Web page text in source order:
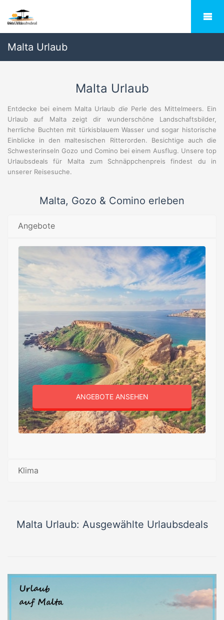
Malta Urlaub
Malta Urlaub
Entdecke bei einem Malta Urlaub die Perle des Mittelmeers. Ein
Urlaub auf Malta zeigt dir wunderschöne Landschaftsbilder,
herrliche Buchten mit türkisblauem Wasser und sogar historische
Einblicke in den maltesischen Ritterorden. Besichtige auch die
Schwesterinseln Gozo und Comino bei einem Ausflug. Unsere top
Urlaubsdeals für Malta zum Schnäppchenpreis findest du in
unserer Reisesuche.
Malta, Gozo & Comino erleben
Angebote
ANGEBOTE ANSEHEN
Klima
Malta Urlaub: Ausgewählte Urlaubsdeals